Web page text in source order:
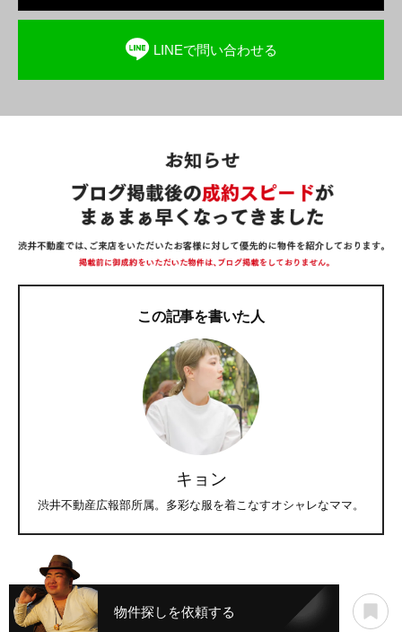
LINEで問い合わせる
この記事を書いた人
キョン
渋井不動産広報部所属。多彩な服を着こなすオシャレなママ。
物件探しを依頼する